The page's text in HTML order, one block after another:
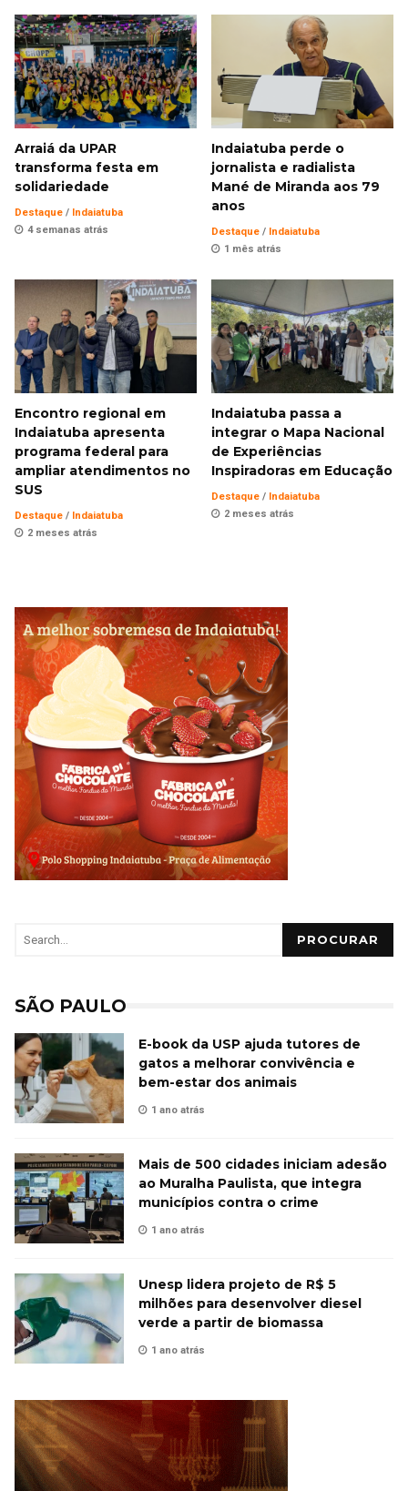
Arraiá da UPAR
transforma festa em
solidariedade
Destaque / Indaiatuba
4 semanas atrás
Indaiatuba perde o
jornalista e radialista
Mané de Miranda aos 79
anos
Destaque / Indaiatuba
1 mês atrás
Encontro regional em
Indaiatuba apresenta
programa federal para
ampliar atendimentos no
SUS
Destaque / Indaiatuba
2 meses atrás
Indaiatuba passa a
integrar o Mapa Nacional
de Experiências
Inspiradoras em Educação
Destaque / Indaiatuba
2 meses atrás
PROCURAR
SÃO PAULO
E-book da USP ajuda tutores de
gatos a melhorar convivência e
bem-estar dos animais
1 ano atrás
Mais de 500 cidades iniciam adesão
ao Muralha Paulista, que integra
municípios contra o crime
1 ano atrás
Unesp lidera projeto de R$ 5
milhões para desenvolver diesel
verde a partir de biomassa
1 ano atrás